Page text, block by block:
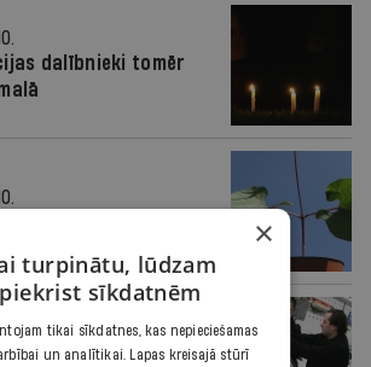
dalībnieki tomēr
dodas Rīgas
×
turpinātu, lūdzam
piekrist sīkdatnēm
tikai sīkdatnes, kas nepieciešamas
un analītikai. Lapas kreisajā stūrī